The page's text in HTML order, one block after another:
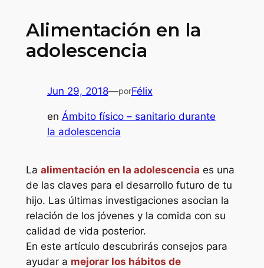
Alimentación en la
adolescencia
Jun 29, 2018—porFélix
en Ámbito físico – sanitario durante
la adolescencia
La alimentación en la adolescencia es una
de las claves para el desarrollo futuro de tu
hijo. Las últimas investigaciones asocian la
relación de los jóvenes y la comida con su
calidad de vida posterior.
En este artículo descubrirás consejos para
ayudar a mejorar los hábitos de